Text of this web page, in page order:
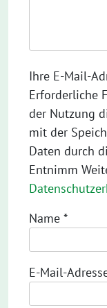
Ihre E-Mail-
Erforderliche
der Nutzung
mit der
Daten durch
Entnimm
Name *
E-Mail-